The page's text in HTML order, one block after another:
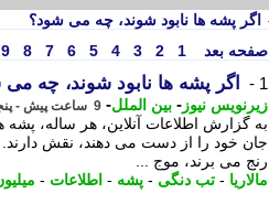
اگر پشه ها نابود شوند، چه می شود؟
صفحه بعد
1
2
3
4
5
6
7
8
9
1 - اگر پشه ها نابود شوند، چه
زیرنویس نیوز - بین الملل- 9 ساعت پیش - پنجشنبه 15 مرداد 1405، 16:08
جان خود را از دست می دهند، نقش دارند.
رنج می برند، موج ...
مالاریا - تب دنگی - پشه - اطلاعات -